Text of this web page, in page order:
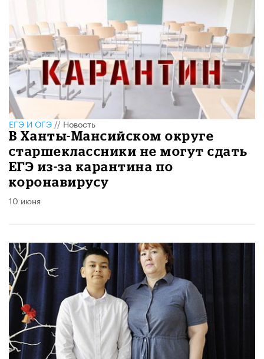
ЕГЭ И ОГЭ//Новость
В Ханты-Мансийском округе
старшеклассники не могут сдать
ЕГЭ из-за карантина по
коронавирусу
10 июня